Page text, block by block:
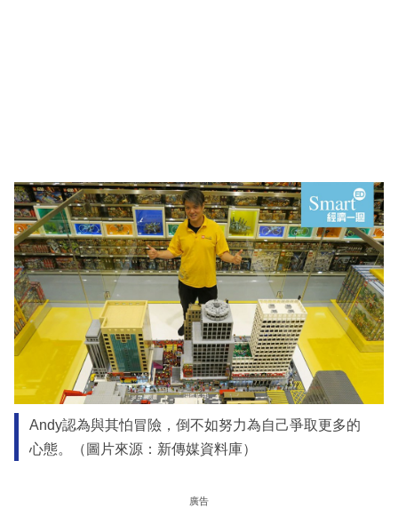
Andy認為與其怕冒險，倒不如努力為自己爭取更多的
心態。（圖片來源：新傳媒資料庫）
廣告